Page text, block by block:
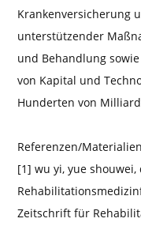
Krankenversicherung
unterstützender
und Behandlung
von Kapital und
Hunderten von
Referenzen/Materialien
[1] wu yi, yue
Zeitschrift für